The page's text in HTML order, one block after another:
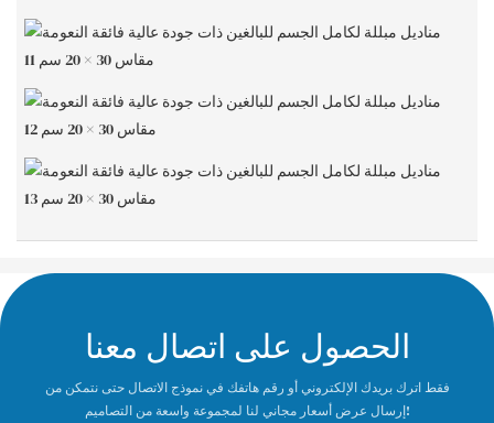
الحصول على اتصال معنا
فقط اترك بريدك الإلكتروني أو رقم هاتفك في نموذج الاتصال حتى نتمكن من
إرسال عرض أسعار مجاني لنا لمجموعة واسعة من التصاميم!